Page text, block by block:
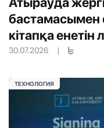
кітапқа енетін
30.07.2026 |
ТЕХНОЛОГИЯ